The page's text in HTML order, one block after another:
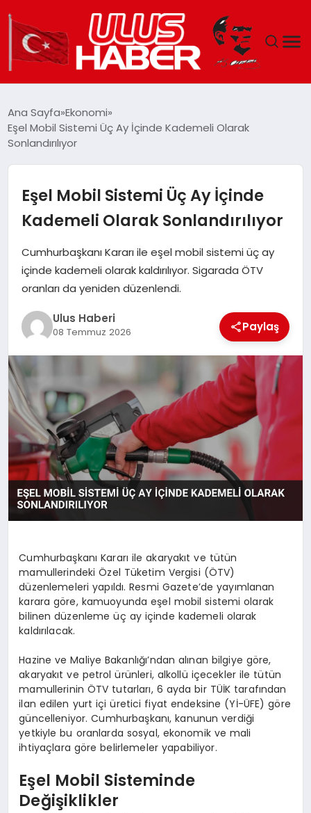
DÜNYA
SIYASET
TEKNOLOJI
EĞITIM
MAGAZIN
SPOR
YAŞAM
Ana Sayfa Ekonomi
Eşel Mobil Sistemi Üç Ay İçinde Kademeli Olarak
Sonlandırılıyor
Eşel Mobil Sistemi Üç Ay İçinde
Kademeli Olarak Sonlandırılıyor
Cumhurbaşkanı Kararı ile eşel mobil sistemi üç ay
içinde kademeli olarak kaldırılıyor. Sigarada ÖTV
oranları da yeniden düzenlendi.
Ulus Haberi
08 Temmuz 2026 Paylaş
Cumhurbaşkanı Kararı ile akaryakıt ve tütün
mamullerindeki Özel Tüketim Vergisi (ÖTV)
düzenlemeleri yapıldı. Resmi Gazete’de yayımlanan
karara göre, kamuoyunda eşel mobil sistemi olarak
bilinen düzenleme üç ay içinde kademeli olarak
kaldırılacak.
Hazine ve Maliye Bakanlığı’ndan alınan bilgiye göre,
akaryakıt ve petrol ürünleri, alkollü içecekler ile tütün
mamullerinin ÖTV tutarları, 6 ayda bir TÜİK tarafından
ilan edilen yurt içi üretici fiyat endeksine (Yİ-ÜFE) göre
güncelleniyor. Cumhurbaşkanı, kanunun verdiği
yetkiyle bu oranlarda sosyal, ekonomik ve mali
ihtiyaçlara göre belirlemeler yapabiliyor.
Eşel Mobil Sisteminde
Değişiklikler